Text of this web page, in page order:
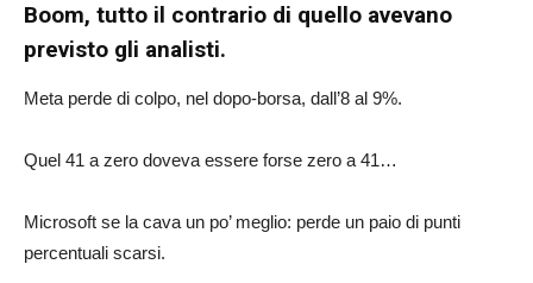
Boom, tutto il contrario di quello avevano
previsto gli analisti.
Meta perde di colpo, nel dopo-borsa, dall’8 al 9%.
Quel 41 a zero doveva essere forse zero a 41…
Microsoft se la cava un po’ meglio: perde un paio di punti
percentuali scarsi.